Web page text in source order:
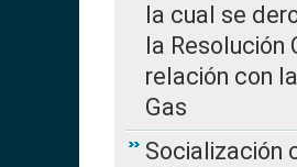
la cual se
la Resolución
relación con
Gas
Socialización